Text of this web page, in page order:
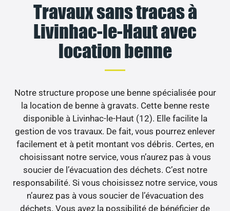
Travaux sans tracas à
Livinhac-le-Haut avec
location benne
Notre structure propose une benne spécialisée pour
la location de benne à gravats. Cette benne reste
disponible à Livinhac-le-Haut (12). Elle facilite la
gestion de vos travaux. De fait, vous pourrez enlever
facilement et à petit montant vos débris. Certes, en
choisissant notre service, vous n’aurez pas à vous
soucier de l’évacuation des déchets. C’est notre
responsabilité. Si vous choisissez notre service, vous
n’aurez pas à vous soucier de l’évacuation des
déchets. Vous avez la possibilité de bénéficier de